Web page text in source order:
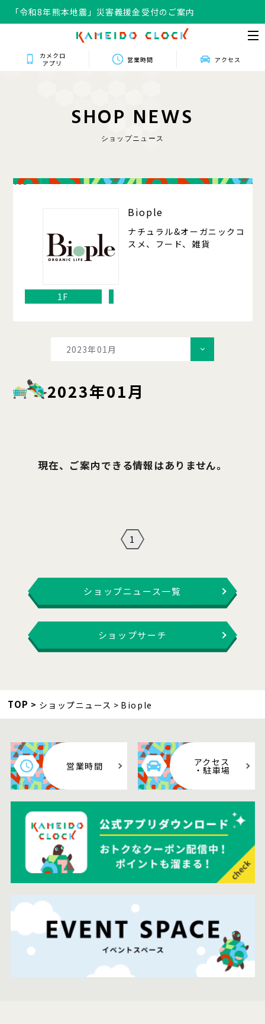
「令和8年熊本地震」災害義援金受付のご案内
カメクロ
アプリ
営業時間 アクセス
SHOP NEWS
ショップニュース
105
Biople
ナチュラル&オーガニックコ
スメ、フード、雑貨
1F
2023年01月
2023年01月
現在、ご案内できる情報はありません。
1
ショップニュース一覧
ショップサーチ
TOP ショップニュース Biople
営業時間 アクセス
・駐車場